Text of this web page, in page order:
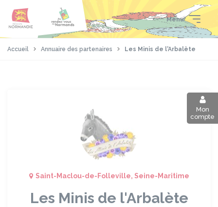
contenu
pied
Menu
Mon
compte
Accueil Annuaire des partenaires Les Minis de l'Arbalète
Saint-Maclou-de-Folleville, Seine-Maritime
Les Minis de l'Arbalète
Panneau de gestion des cookies